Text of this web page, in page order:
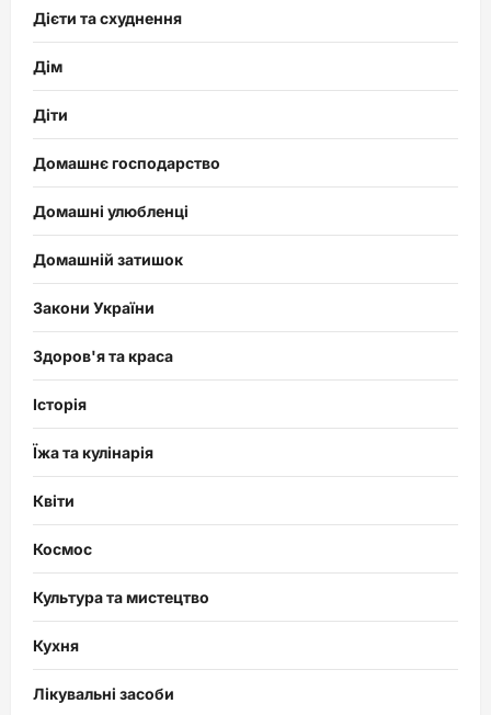
Дієти та схуднення
Дім
Діти
Домашнє господарство
Домашні улюбленці
Домашній затишок
Закони України
Здоров'я та краса
Історія
Їжа та кулінарія
Квіти
Космос
Культура та мистецтво
Кухня
Лікувальні засоби